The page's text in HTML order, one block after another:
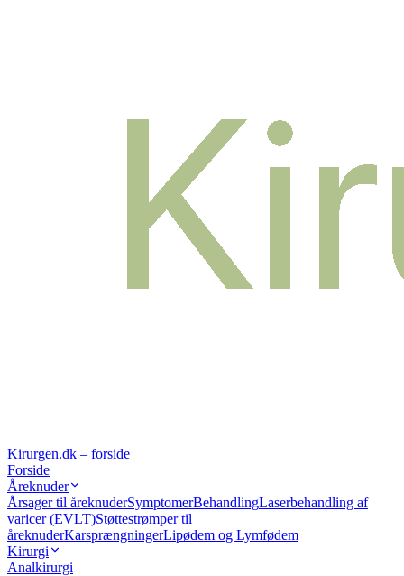
Kirurgen.dk – forside
Forside
Åreknuder
Årsager til åreknuderSymptomerBehandlingLaserbehandling af
varicer (EVLT)Støttestrømper til
åreknuderKarsprængningerLipødem og Lymfødem
Kirurgi
Analkirurgi